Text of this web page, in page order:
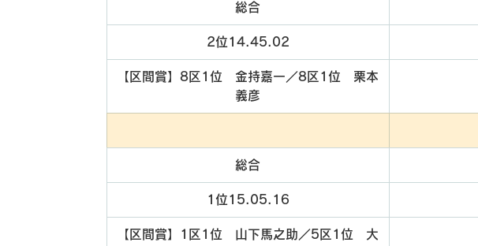
総合
2位14.45.02
【区間賞】8区1位　金持嘉一／8区1位　栗本
義彦
総合
1位15.05.16
【区間賞】1区1位　山下馬之助／5区1位　大